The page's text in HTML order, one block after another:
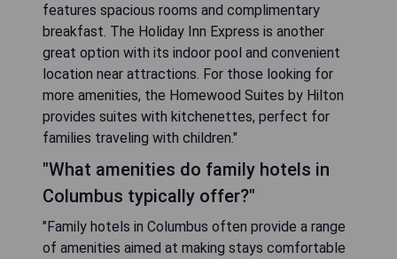
features spacious rooms and complimentary
breakfast. The Holiday Inn Express is another
great option with its indoor pool and convenient
location near attractions. For those looking for
more amenities, the Homewood Suites by Hilton
provides suites with kitchenettes, perfect for
families traveling with children."
"What amenities do family hotels in
Columbus typically offer?"
"Family hotels in Columbus often provide a range
of amenities aimed at making stays comfortable